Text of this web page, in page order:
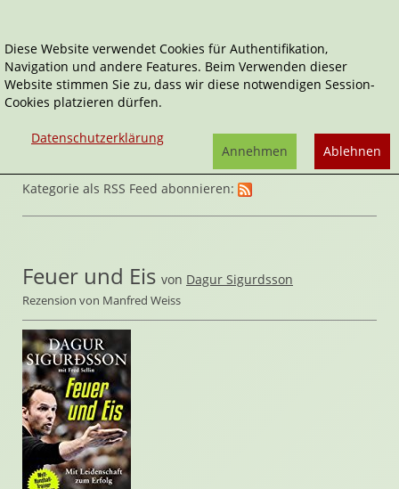
Home Belletristik Biografien
Kategorie als RSS Feed abonnieren:
Feuer und Eis von Dagur Sigurdsson
Rezension von Manfred Weiss
Diese Website verwendet Cookies für Authentifikation,
Navigation und andere Features. Beim Verwenden dieser
Website stimmen Sie zu, dass wir diese notwendigen Session-
Cookies platzieren dürfen.
Datenschutzerklärung
Ablehnen
Annehmen